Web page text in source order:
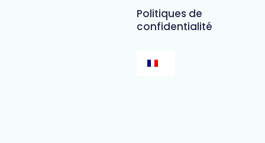
Politiques de
confidentialité